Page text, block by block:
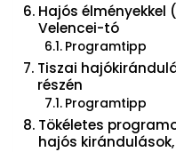
Hajós élményekkel
Velencei-tó
Programtipp
Tiszai
részén
Programtipp
Tökéletes
hajós